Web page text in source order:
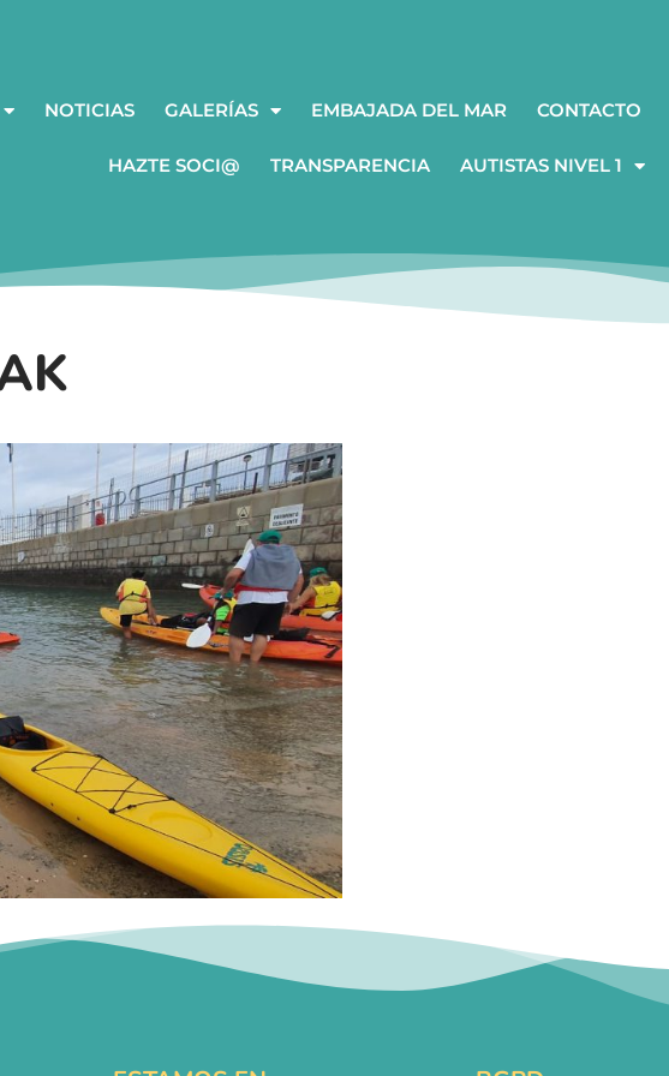
NOTICIAS GALERÍAS EMBAJADA DEL MAR CONTACTO
HAZTE SOCI@ TRANSPARENCIA AUTISTAS NIVEL 1